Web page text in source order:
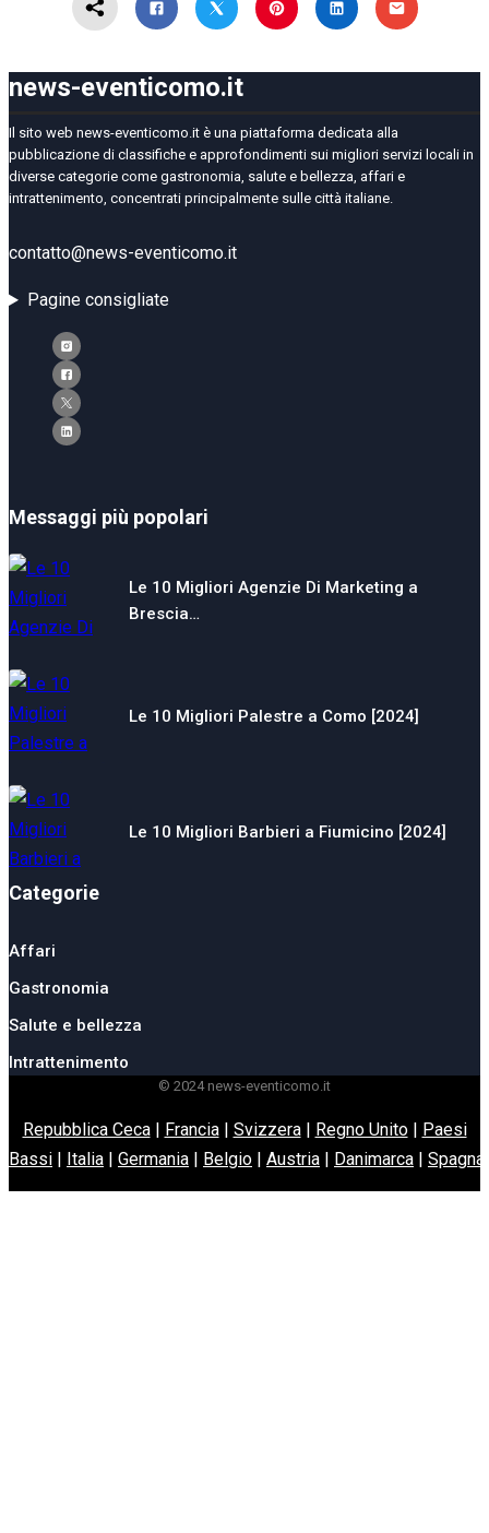
news-eventicomo.it
Il sito web news-eventicomo.it è una piattaforma dedicata alla
pubblicazione di classifiche e approfondimenti sui migliori servizi locali in
diverse categorie come gastronomia, salute e bellezza, affari e
intrattenimento, concentrati principalmente sulle città italiane.
contatto@news-eventicomo.it
Pagine consigliate
Messaggi più popolari
Le 10 Migliori Agenzie Di Marketing a
Brescia…
Le 10 Migliori Palestre a Como [2024]
Le 10 Migliori Barbieri a Fiumicino [2024]
Categorie
Affari
Gastronomia
Salute e bellezza
Intrattenimento
© 2024 news-eventicomo.it
Repubblica Ceca| Francia| Svizzera| Regno Unito| Paesi
Bassi | Italia | Germania | Belgio | Austria | Danimarca | Spagna